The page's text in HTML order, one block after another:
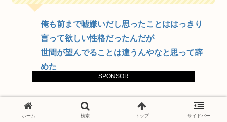
SPONSOR
俺も前まで嘘嫌いだし思ったことははっきり
言って欲しい性格だったんだが
世間が望んでることは違うんやなと思って辞
めた
57 名前: 一般よりも上級の名無しさん
投稿日時:2019/11/20(水)
19:58:40.345
ID:DIxhenqfdHAPPY
ホーム 検索 トップ サイドバー